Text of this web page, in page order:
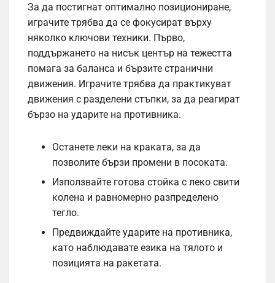
За да постигнат оптимално позициониране,
играчите трябва да се фокусират върху
няколко ключови техники. Първо,
поддържането на нисък център на тежестта
помага за баланса и бързите странични
движения. Играчите трябва да практикуват
движения с разделени стъпки, за да реагират
бързо на ударите на противника.
Останете леки на краката, за да
позволите бързи промени в посоката.
Използвайте готова стойка с леко свити
колена и равномерно разпределено
тегло.
Предвиждайте ударите на противника,
като наблюдавате езика на тялото и
позицията на ракетата.